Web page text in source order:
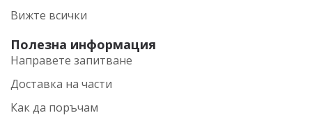
Вижте всички
Полезна информация
Направете запитване
Доставка на части
Как да поръчам